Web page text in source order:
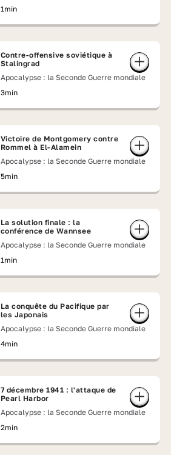
1min
Contre-offensive soviétique à
Stalingrad
Apocalypse : la Seconde Guerre mondiale
3min
Victoire de Montgomery contre
Rommel à El-Alamein
Apocalypse : la Seconde Guerre mondiale
5min
La solution finale : la
conférence de Wannsee
Apocalypse : la Seconde Guerre mondiale
1min
La conquête du Pacifique par
les Japonais
Apocalypse : la Seconde Guerre mondiale
4min
7 décembre 1941 : l'attaque de
Pearl Harbor
Apocalypse : la Seconde Guerre mondiale
2min